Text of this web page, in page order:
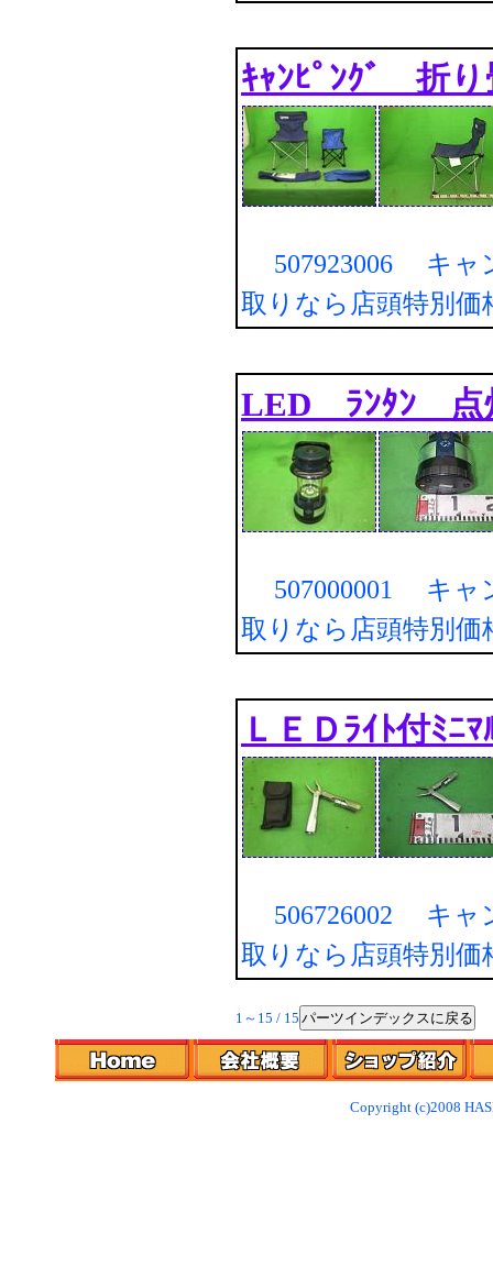
ｷｬﾝﾋﾟﾝｸﾞ 折
507923006 キャ
取りなら店頭特別価
LED ﾗﾝﾀﾝ 点
507000001 キャ
取りなら店頭特別価
ＬＥＤﾗｲﾄ付ﾐﾆ
506726002 キャ
取りなら店頭特別価
1～15 / 15 パーツインデックスに戻る
Copyright (c)2008